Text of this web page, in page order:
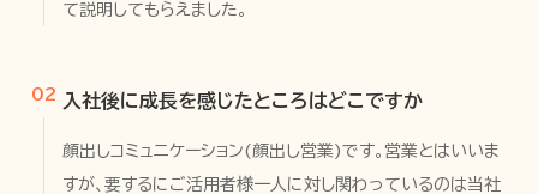
て説明してもらえました。
02 入社後に成長を感じたところはどこですか
顔出しコミュニケーション(顔出し営業)です。営業とはいいま
すが、要するにご活用者様一人に対し関わっているのは当社